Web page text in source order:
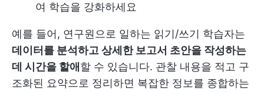
여 학습을 강화하세요
예를 들어, 연구원으로 일하는 읽기/쓰기 학습자는
데이터를 분석하고 상세한 보고서 초안을 작성하는
데 시간을 할애 할 수 있습니다. 관찰 내용을 적고 구
조화된 요약으로 정리하면 복잡한 정보를 종합하는